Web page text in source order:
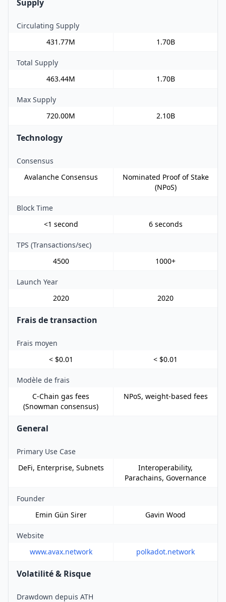
Supply
Circulating Supply
431.77M
1.70B
Total Supply
463.44M
1.70B
Max Supply
720.00M
2.10B
Technology
Consensus
Avalanche Consensus
Nominated Proof of Stake
(NPoS)
Block Time
<1 second
6 seconds
TPS (Transactions/sec)
4500
1000+
Launch Year
2020
2020
Frais de transaction
Frais moyen
< $0.01
< $0.01
Modèle de frais
C-Chain gas fees
(Snowman consensus)
NPoS, weight-based fees
General
Primary Use Case
DeFi, Enterprise, Subnets
Interoperability,
Parachains, Governance
Founder
Emin Gün Sirer
Gavin Wood
Website
www.avax.network
polkadot.network
Volatilité & Risque
Drawdown depuis ATH